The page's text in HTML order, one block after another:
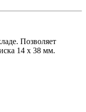
Позволяет
14 х 38 мм.